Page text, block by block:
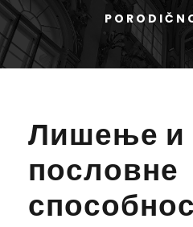
Лишење и
пословне